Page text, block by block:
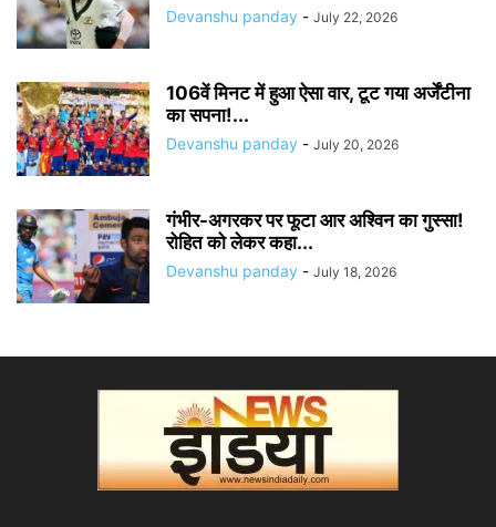
Devanshu panday - July 22, 2026
106वें मिनट में हुआ ऐसा वार, टूट गया अर्जेंटीना
का सपना!...
Devanshu panday - July 20, 2026
गंभीर-अगरकर पर फूटा आर अश्विन का गुस्सा!
रोहित को लेकर कहा...
Devanshu panday - July 18, 2026